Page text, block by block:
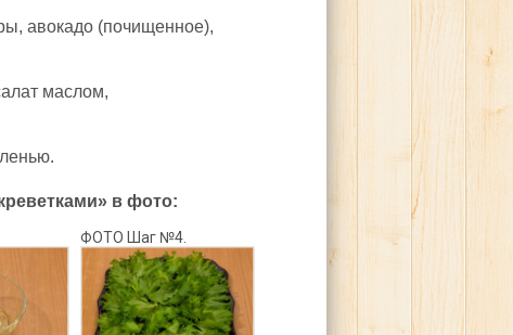
авокадо (почищенное),
маслом,
в фото:
ФОТО Шаг №4.